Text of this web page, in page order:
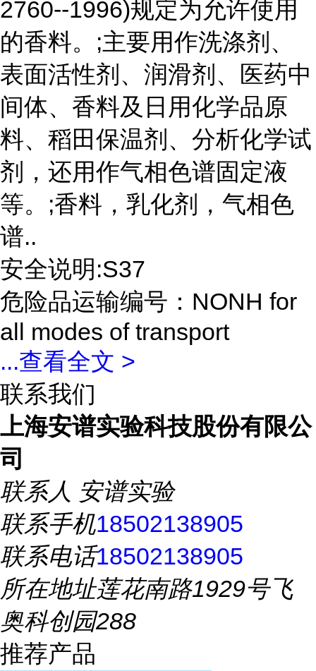
2760--1996)规定为允许使用
的香料。;主要用作洗涤剂、
表面活性剂、润滑剂、医药中
间体、香料及日用化学品原
料、稻田保温剂、分析化学试
剂，还用作气相色谱固定液
等。;香料，乳化剂，气相色
谱..
安全说明:S37
危险品运输编号：NONH for
all modes of transport
...查看全文 >
联系我们
上海安谱实验科技股份有限公
司
联系人 安谱实验
联系手机18502138905
联系电话18502138905
所在地址莲花南路1929号飞
奥科创园288
推荐产品